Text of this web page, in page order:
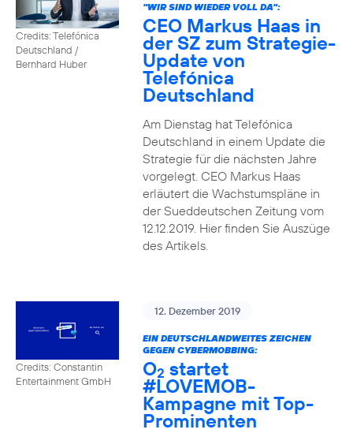
Credits: Telefónica
Deutschland /
Bernhard Huber
"WIR SIND WIEDER VOLL DA":
CEO Markus Haas in
der SZ zum Strategie-
Update von
Telefónica
Deutschland
Am Dienstag hat Telefónica
Deutschland in einem Update die
Strategie für die nächsten Jahre
vorgelegt. CEO Markus Haas
erläutert die Wachstumspläne in
der Sueddeutschen Zeitung vom
12.12.2019. Hier finden Sie Auszüge
des Artikels.
Credits: Constantin
Entertainment GmbH
12. Dezember 2019
EIN DEUTSCHLANDWEITES ZEICHEN
GEGEN CYBERMOBBING:
O2 startet
#LOVEMOB-
Kampagne mit Top-
Prominenten